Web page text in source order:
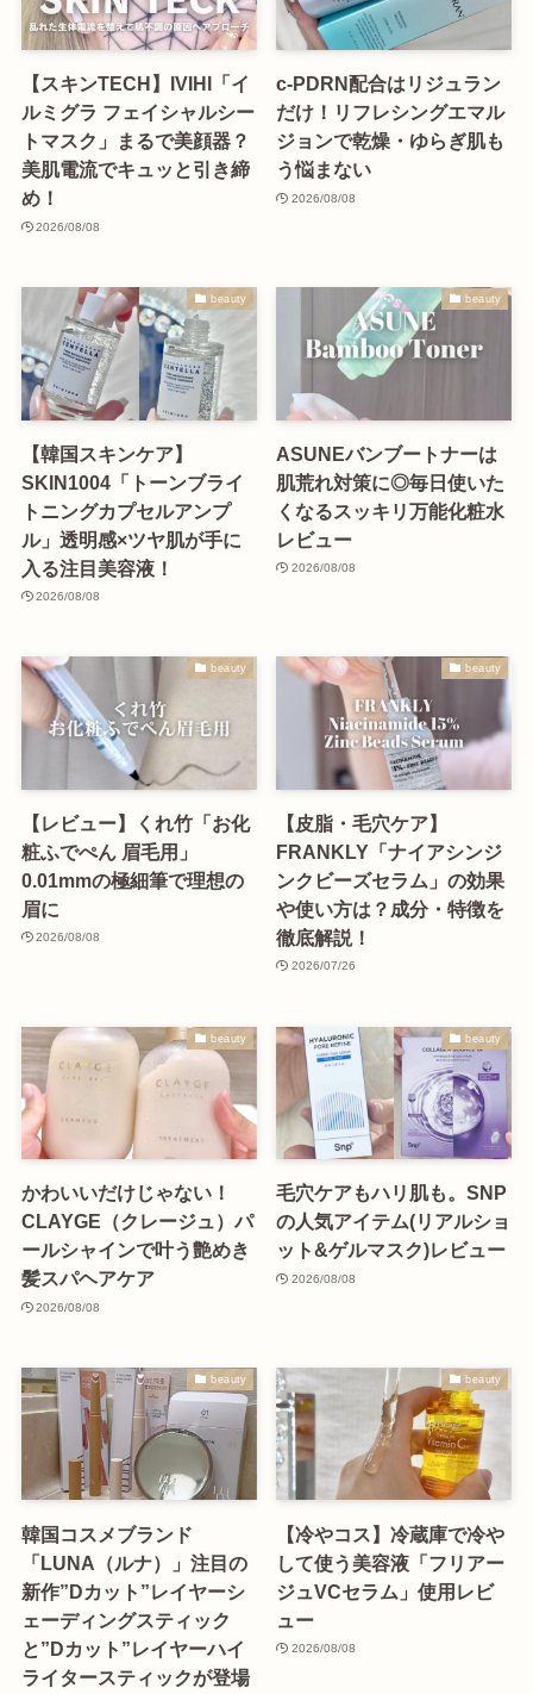
【スキンTECH】IVIHI「イ
ルミグラ フェイシャルシー
トマスク」まるで美顔器？
美肌電流でキュッと引き締
め！
2026/08/08
c-PDRN配合はリジュラン
だけ！リフレシングエマル
ジョンで乾燥・ゆらぎ肌も
う悩まない
2026/08/08
beauty
【韓国スキンケア】
SKIN1004「トーンブライ
トニングカプセルアンプ
ル」透明感×ツヤ肌が手に
入る注目美容液！
2026/08/08
beauty
ASUNEバンブートナーは
肌荒れ対策に◎毎日使いた
くなるスッキリ万能化粧水
レビュー
2026/08/08
beauty
【レビュー】くれ竹「お化
粧ふでぺん 眉毛用」
0.01mmの極細筆で理想の
眉に
2026/08/08
beauty
【皮脂・毛穴ケア】
FRANKLY「ナイアシンジ
ンクビーズセラム」の効果
や使い方は？成分・特徴を
徹底解説！
2026/07/26
beauty
かわいいだけじゃない！
CLAYGE（クレージュ）パ
ールシャインで叶う艶めき
髪スパヘアケア
2026/08/08
beauty
毛穴ケアもハリ肌も。SNP
の人気アイテム(リアルショ
ット&ゲルマスク)レビュー
2026/08/08
beauty
韓国コスメブランド
「LUNA（ルナ）」注目の
新作”Dカット”レイヤーシ
ェーディングスティック
と”Dカット”レイヤーハイ
ライタースティックが登場
beauty
【冷やコス】冷蔵庫で冷や
して使う美容液「フリアー
ジュVCセラム」使用レビ
ュー
2026/08/08